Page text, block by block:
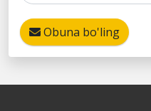
Obuna bo'ling